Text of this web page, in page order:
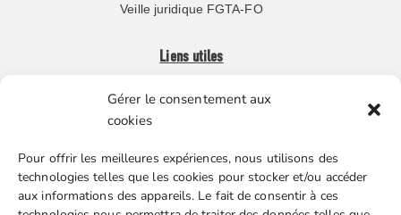
Gérer le consentement aux
cookies
Pour offrir les meilleures expériences, nous utilisons des
technologies telles que les cookies pour stocker et/ou accéder
aux informations des appareils. Le fait de consentir à ces
Veille juridique FGTA-FO
Liens utiles
Boutique en ligne
Nos partenaires
Gestion des cookies